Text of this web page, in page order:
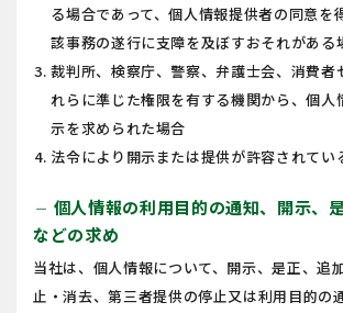
る場合であって、個人情報提供者の同意を
該事務の遂行に支障を及ぼすおそれがある
裁判所、検察庁、警察、弁護士会、消費者
れらに準じた権限を有する機関から、個人
示を求められた場合
法令により開示または提供が許容されてい
remove 個人情報の利用目的の通知、開示、
などの求め
当社は、個人情報について、開示、是正、追
止・消去、第三者提供の停止又は利用目的の